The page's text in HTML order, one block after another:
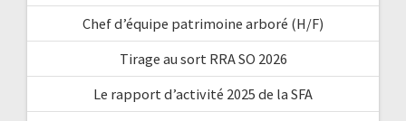
Chef d’équipe patrimoine arboré (H/F)
Tirage au sort RRA SO 2026
Le rapport d’activité 2025 de la SFA